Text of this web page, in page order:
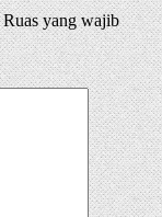
Ruas yang wajib